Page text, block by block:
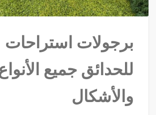
برجولات استراحات
للحدائق جميع
والأشكال